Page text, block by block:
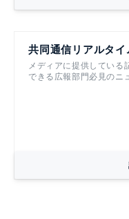
共同通信リアルタイ
メディアに提供している
できる広報部門必見のニ